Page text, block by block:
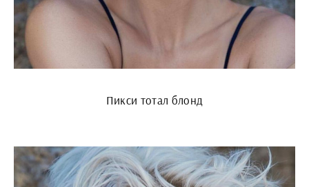
Пикси тотал блонд